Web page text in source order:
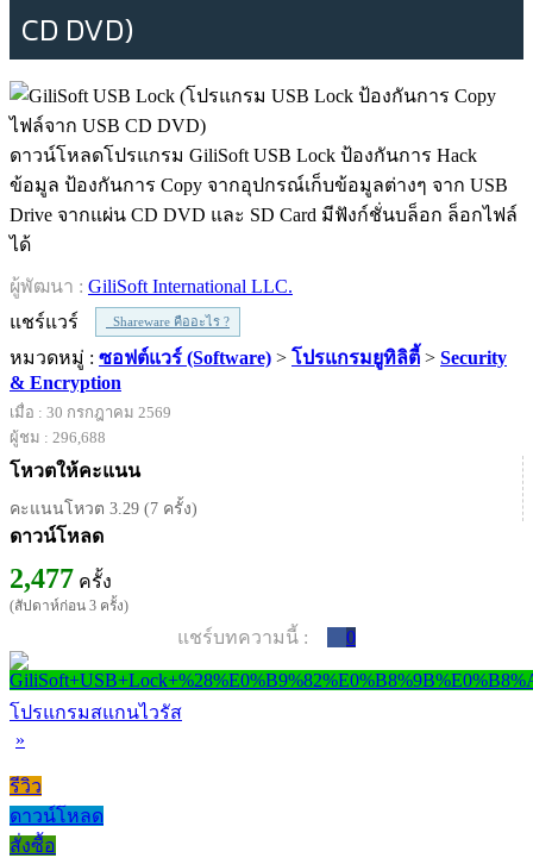
CD DVD)
ดาวน์โหลดโปรแกรม GiliSoft USB Lock ป้องกันการ Hack
ข้อมูล ป้องกันการ Copy จากอุปกรณ์เก็บข้อมูลต่างๆ จาก USB
Drive จากแผ่น CD DVD และ SD Card มีฟังก์ชั่นบล็อก ล็อกไฟล์
ได้
ผู้พัฒนา : GiliSoft International LLC.
แชร์แวร์
Shareware คืออะไร ?
หมวดหมู่ : ซอฟต์แวร์ (Software) > โปรแกรมยูทิลิตี้ > Security
& Encryption
เมื่อ : 30 กรกฎาคม 2569
ผู้ชม : 296,688
โหวตให้คะแนน
คะแนนโหวต 3.29 (7 ครั้ง)
ดาวน์โหลด
2,477 ครั้ง
(สัปดาห์ก่อน 3 ครั้ง)
แชร์บทความนี้ : 0
โปรแกรมสแกนไวรัส
»
รีวิว
ดาวน์โหลด
สั่งซื้อ